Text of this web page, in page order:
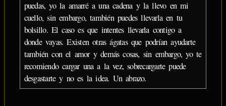
puedas, yo la amarré a una cadena y la llevo en mi
cuello, sin embargo, también puedes llevarla en tu
bolsillo. El caso es que intentes llevarla contigo a
donde vayas. Existen otras ágatas que podrían ayudarte
también con el amor y demás cosas, sin embargo, yo te
recomiendo cargar una a la vez, sobrecargarte puede
desgastarte y no es la idea. Un abrazo.